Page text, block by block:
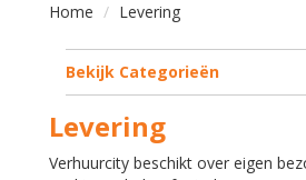
Home Levering
Bekijk Categorieën
Levering
Verhuurcity beschikt over eigen